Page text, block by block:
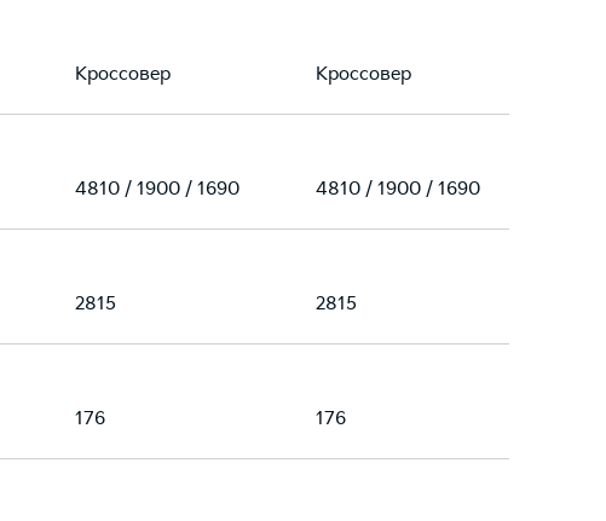
Кроссовер Кроссовер
4810 / 1900 / 1690 4810 / 1900 / 1690
2815 2815
176 176